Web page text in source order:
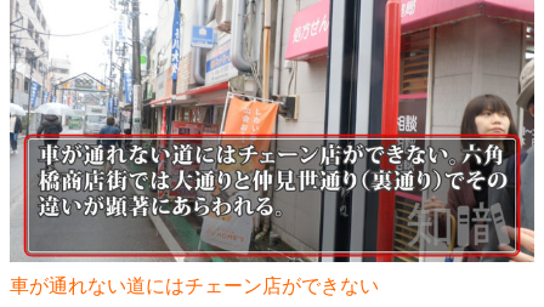
車が通れない道にはチェーン店ができない